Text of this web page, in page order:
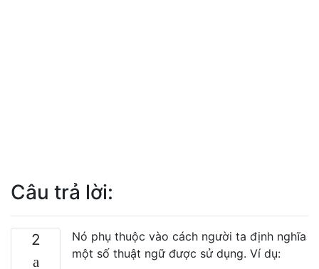
Câu trả lời:
2
Nó phụ thuộc vào cách người ta định nghĩa
một số thuật ngữ được sử dụng. Ví dụ: